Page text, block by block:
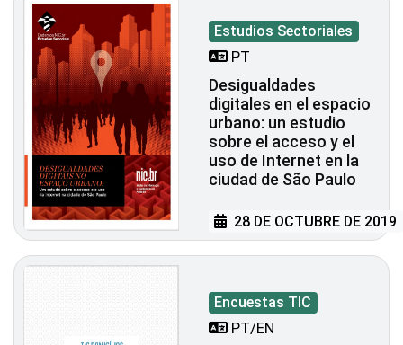
Estudios Sectoriales
PT
Desigualdades
digitales en el espacio
urbano: un estudio
sobre el acceso y el
uso de Internet en la
ciudad de São Paulo
28 DE OCTUBRE DE 2019
Encuestas TIC
PT/EN